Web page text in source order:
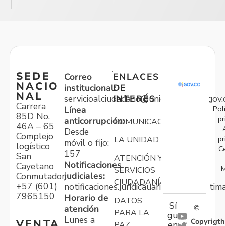
SEDE
NACIO
NAL
Carrera
85D No.
46A – 65
Complejo
logístico
San
Cayetano
Conmutador:
+57 (601)
7965150
Correo
institucional:
Línea
anticorrupción:
Desde
móvil o fijo:
157
Notificaciones
judiciales:
Horario de
atención
Lunes a
ENLACES
DE
INTERÉS
COMUNICACIONES
LA UNIDAD
ATENCIÓN Y
SERVICIOS
CIUDADANÍA
DATOS
PARA LA
Sí
gu
©
Copyrigth